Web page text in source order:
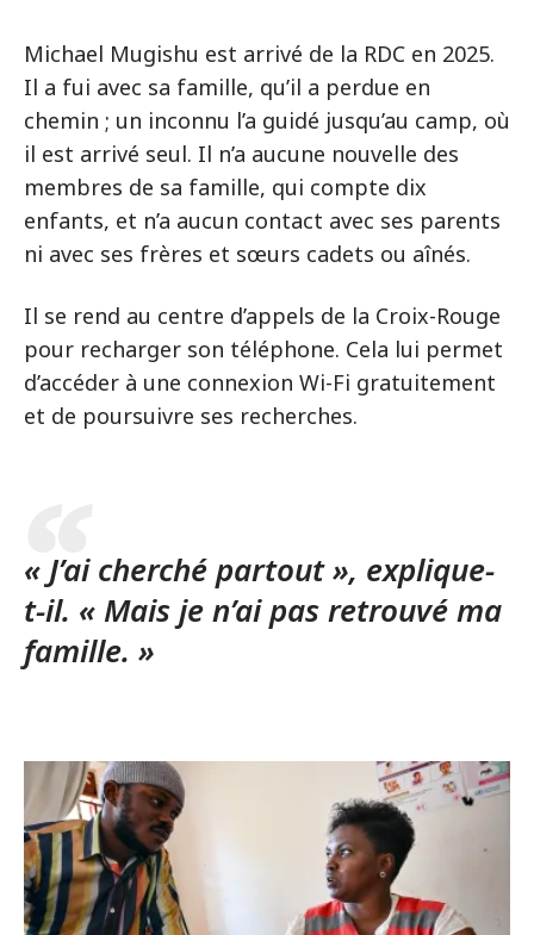
Michael Mugishu est arrivé de la RDC en 2025.
Il a fui avec sa famille, qu’il a perdue en
chemin ; un inconnu l’a guidé jusqu’au camp, où
il est arrivé seul. Il n’a aucune nouvelle des
membres de sa famille, qui compte dix
enfants, et n’a aucun contact avec ses parents
ni avec ses frères et sœurs cadets ou aînés.
Il se rend au centre d’appels de la Croix-Rouge
pour recharger son téléphone. Cela lui permet
d’accéder à une connexion Wi-Fi gratuitement
et de poursuivre ses recherches.
« J’ai cherché partout », explique-
t-il. « Mais je n’ai pas retrouvé ma
famille. »